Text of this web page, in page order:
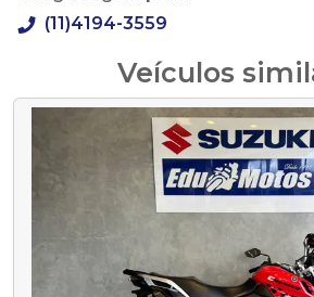
(11)4194-3559
Veículos